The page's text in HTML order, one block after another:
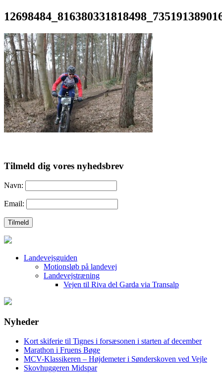
Tilmeld dig vores nyhedsbrev
Navn:
Email:
Landevejsguiden
Motionsløb på landevej
Landevejstræning
Vejen til Riva del Garda via Transalp
Nyheder
Kort skiferie til Tignes i forsæsonen i starten af december
Marathon i Fruens Bøge
MCV-Klassikeren – Højdemeter i Sønderskoven ved Vejle
Skovhuggeren Midspar